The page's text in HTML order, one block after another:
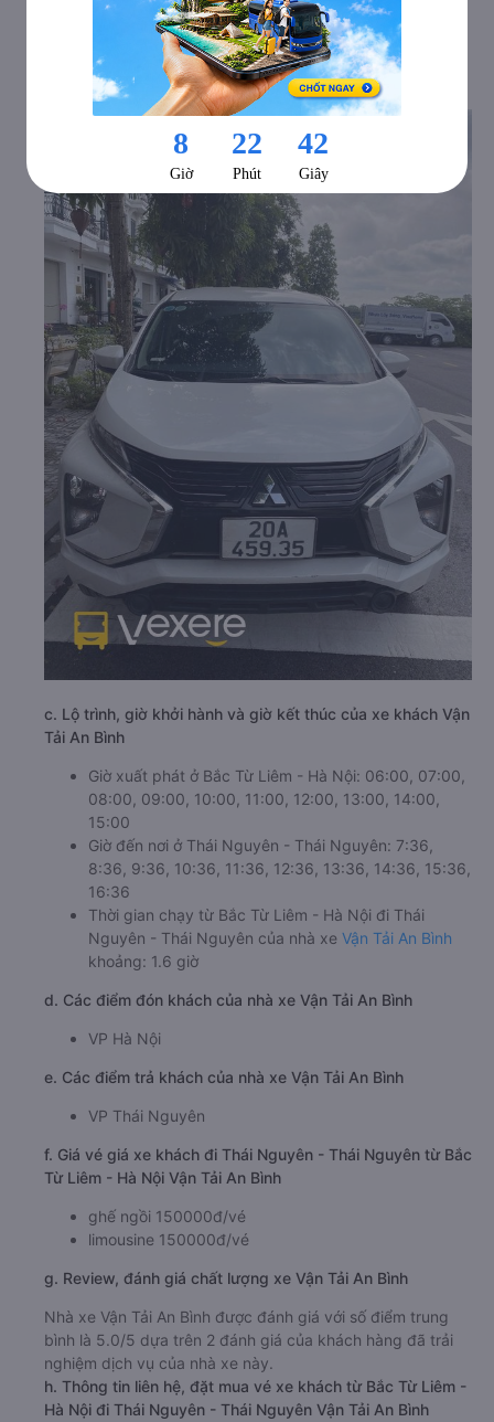
luôn sẵn sàng hỗ trợ hành khách đến khi chuyến đi kết
b. Hình ảnh xe Vận Tải An Bình
c. Lộ trình, giờ khởi hành và giờ kết thúc của xe khách Vận
Tải An Bình
Giờ xuất phát ở Bắc Từ Liêm - Hà Nội: 06:00, 07:00,
08:00, 09:00, 10:00, 11:00, 12:00, 13:00, 14:00,
15:00
Giờ đến nơi ở Thái Nguyên - Thái Nguyên: 7:36,
8:36, 9:36, 10:36, 11:36, 12:36, 13:36, 14:36, 15:36,
16:36
Thời gian chạy từ Bắc Từ Liêm - Hà Nội đi Thái
Nguyên - Thái Nguyên của nhà xe Vận Tải An Bình
khoảng: 1.6 giờ
d. Các điểm đón khách của nhà xe Vận Tải An Bình
VP Hà Nội
e. Các điểm trả khách của nhà xe Vận Tải An Bình
VP Thái Nguyên
f. Giá vé giá xe khách đi Thái Nguyên - Thái Nguyên từ Bắc
Từ Liêm - Hà Nội Vận Tải An Bình
ghế ngồi 150000đ/vé
limousine 150000đ/vé
g. Review, đánh giá chất lượng xe Vận Tải An Bình
Nhà xe Vận Tải An Bình được đánh giá với số điểm trung
bình là 5.0/5 dựa trên 2 đánh giá của khách hàng đã trải
nghiệm dịch vụ của nhà xe này.
h. Thông tin liên hệ, đặt mua vé xe khách từ Bắc Từ Liêm -
Hà Nội đi Thái Nguyên - Thái Nguyên Vận Tải An Bình